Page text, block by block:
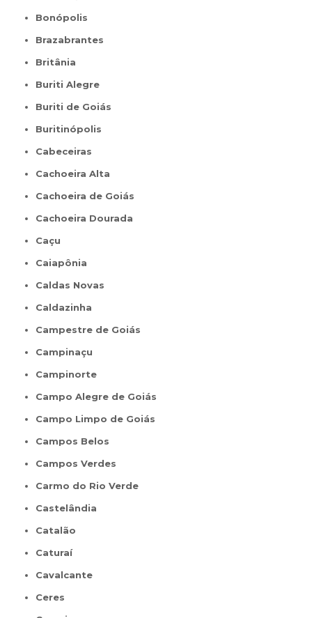
Bonópolis
Brazabrantes
Britânia
Buriti Alegre
Buriti de Goiás
Buritinópolis
Cabeceiras
Cachoeira Alta
Cachoeira de Goiás
Cachoeira Dourada
Caçu
Caiapônia
Caldas Novas
Caldazinha
Campestre de Goiás
Campinaçu
Campinorte
Campo Alegre de Goiás
Campo Limpo de Goiás
Campos Belos
Campos Verdes
Carmo do Rio Verde
Castelândia
Catalão
Caturaí
Cavalcante
Ceres